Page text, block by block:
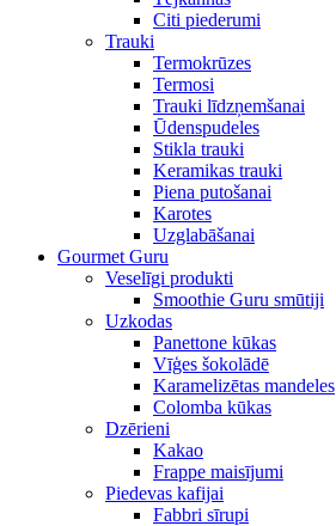
Citi piederumi
Trauki
Termokrūzes
Termosi
Trauki līdzņemšanai
Ūdenspudeles
Stikla trauki
Keramikas trauki
Piena putošanai
Karotes
Uzglabāšanai
Gourmet Guru
Veselīgi produkti
Smoothie Guru smūtiji
Uzkodas
Panettone kūkas
Vīģes šokolādē
Karamelizētas mandeles
Colomba kūkas
Dzērieni
Kakao
Frappe maisījumi
Piedevas kafijai
Fabbri sīrupi